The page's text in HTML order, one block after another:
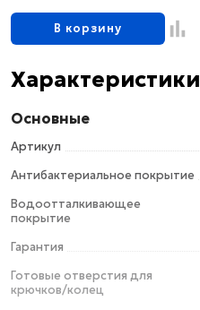
В корзину
Характеристики
Основные
Артикул
Антибактериальное покрытие
Водоотталкивающее
покрытие
Гарантия
Готовые отверстия для
крючков/колец